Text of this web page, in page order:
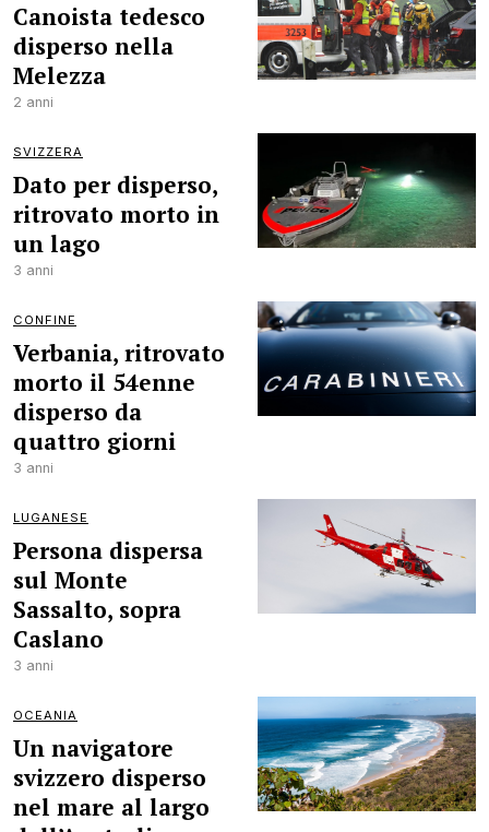
Canoista tedesco
disperso nella
Melezza
2 anni
SVIZZERA
Dato per disperso,
ritrovato morto in
un lago
3 anni
CONFINE
Verbania, ritrovato
morto il 54enne
disperso da
quattro giorni
3 anni
LUGANESE
Persona dispersa
sul Monte
Sassalto, sopra
Caslano
3 anni
OCEANIA
Un navigatore
svizzero disperso
nel mare al largo